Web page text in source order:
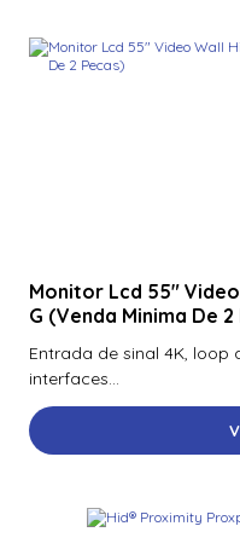
Monitor Lcd 55″
G (Venda Minima De 2
Entrada de sinal 4K,
interfaces...